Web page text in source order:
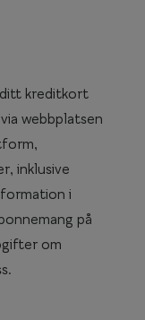
kreditkort
webbplatsen
inklusive
i
på
om